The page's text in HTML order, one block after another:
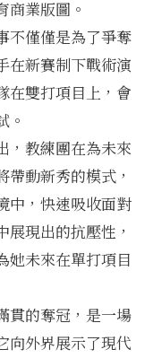
商業版圖。
不僅僅是為了爭奪
在新賽制下戰術演
在雙打項目上，會
。
，教練團在為未來
動新秀的模式，
中，快速吸收面對
現出的抗壓性，
她未來在單打項目
貫的奪冠，是一場
向外界展示了現代